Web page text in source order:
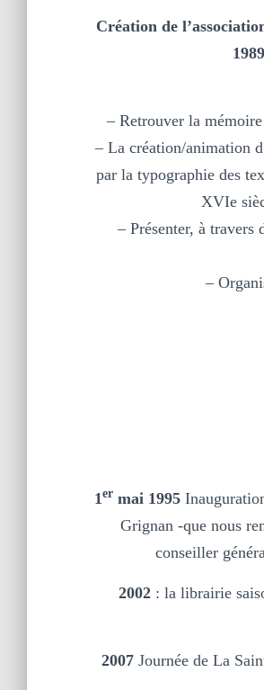
Création de
1989
– Retrouver la
– La création/animation
par la typographie des
XVIe
– Présenter, à
–
1ermai 1995
Grignan -que nous
conseiller
2002 : la librairie
2007Journée de La